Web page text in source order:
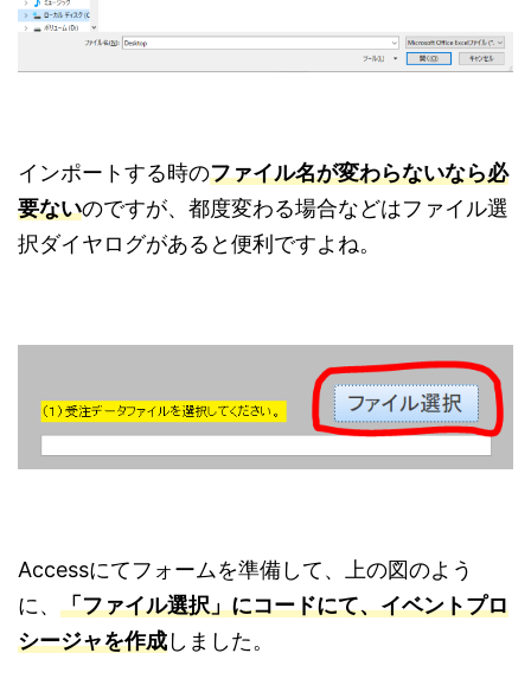
インポートする時のファイル名が変わらないなら必
要ないのですが、都度変わる場合などはファイル選
択ダイヤログがあると便利ですよね。
Accessにてフォームを準備して、上の図のよう
に、 「ファイル選択」にコードにて、イベントプロ
シージャを作成しました。